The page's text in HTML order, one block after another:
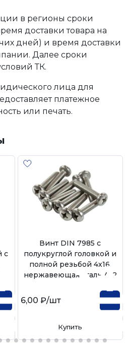
в регионы сроки
доставки товара на
дней) и время доставки
Далее сроки
ТК.
лица для
платежное
или печать.
с
Винт DIN 7985 с
полукруглой головкой и
полной резьбой 4х16,
нержавеющая сталь А-2
6,00 ₽/шт
Купить